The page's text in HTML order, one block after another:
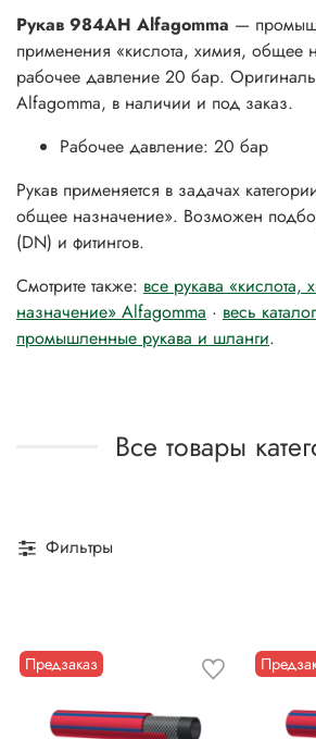
Рукав 984AH Alfagomma —
применения «кислота, химия, общее
рабочее давление 20 бар.
Alfagomma, в наличии и под заказ.
Рабочее давление: 20 бар
Рукав применяется в задачах
общее назначение». Возможен
(DN) и фитингов.
Смотрите также: все рукава
назначение» Alfagomma · весь
промышленные рукава и шланги.
Все товары
Фильтры
Предзаказ